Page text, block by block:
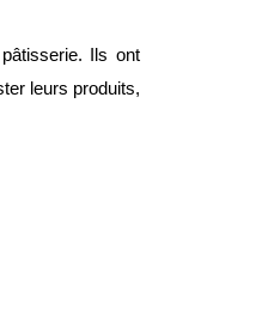
Ils ont
leurs produits,